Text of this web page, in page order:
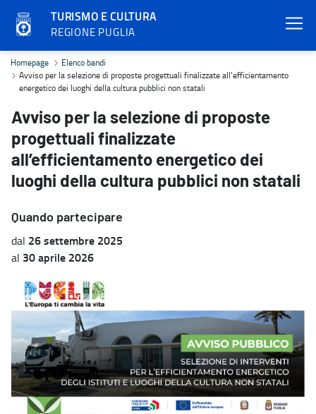
TURISMO E CULTURA
REGIONE PUGLIA
Avviso per la selezione di proposte progettuali finalizzate
Homepage
Elenco bandi
Avviso per la selezione di proposte progettuali finalizzate all’efficientamento
energetico dei luoghi della cultura pubblici non statali
Avviso per la selezione di proposte
progettuali finalizzate
all’efficientamento energetico dei
luoghi della cultura pubblici non statali
Quando partecipare
dal 26 settembre 2025
al 30 aprile 2026